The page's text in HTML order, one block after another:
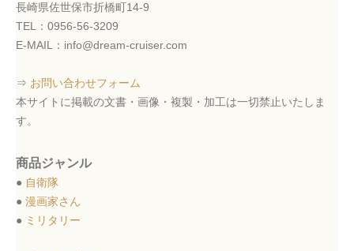
長崎県佐世保市折橋町14-9
TEL：0956-56-3209
E-MAIL：info@dream-cruiser.com
⇒ お問い合わせフォーム
本サイトに掲載の文書・画像・複製・加工は一切禁止いたしま
す。
商品ジャンル
● 自衛隊
● 漫画家さん
● ミリタリー